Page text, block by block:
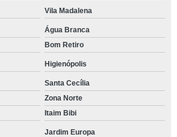
Vila Madalena
Água Branca
Bom Retiro
Higienópolis
Santa Cecília
Zona Norte
Itaim Bibi
Jardim Europa